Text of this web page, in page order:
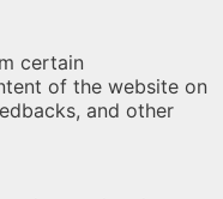
certain
of the website on
and other